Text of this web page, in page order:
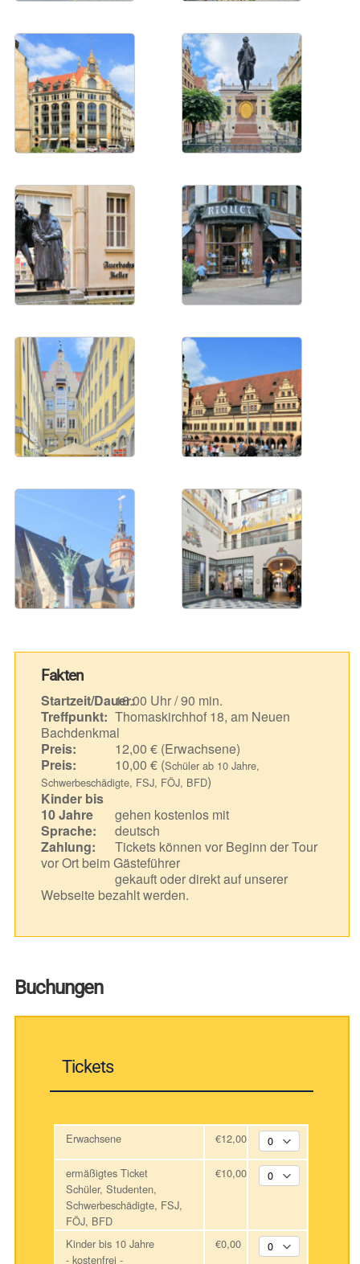
Fakten
Startzeit/Dauer:16.00 Uhr / 90 min.
Treffpunkt: Thomaskirchhof 18, am Neuen
Bachdenkmal
Preis:
12,00 € (Erwachsene)
Preis:
10,00 € (Schüler ab 10 Jahre,
Schwerbeschädigte, FSJ, FÖJ, BFD)
Kinder bis
10 Jahre
gehen kostenlos mit
Sprache:
deutsch
Zahlung:
Tickets können vor Beginn der Tour
vor Ort beim Gästeführer
gekauft oder direkt auf unserer
Webseite bezahlt werden.
Buchungen
Tickets
Erwachsene €12,00
ermäßigtes Ticket
Schüler, Studenten,
Schwerbeschädigte, FSJ,
FÖJ, BFD
€10,00
Kinder bis 10 Jahre
- kostenfrei -
€0,00